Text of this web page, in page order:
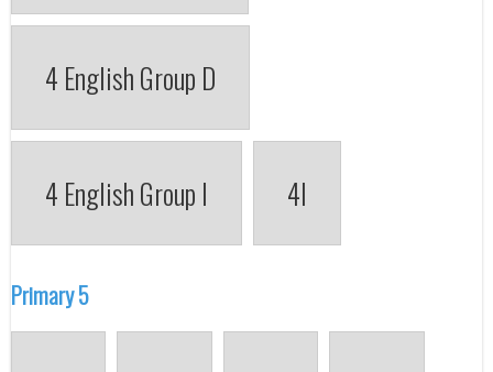
4 English Group D
4 English Group I 4I
Primary 5